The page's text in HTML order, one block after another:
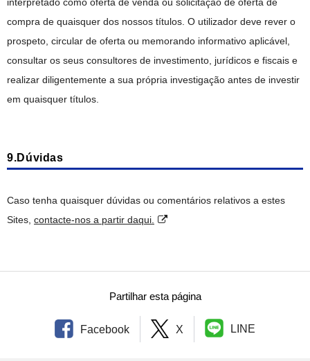
compra de quaisquer dos nossos títulos. O utilizador deve rever o
prospeto, circular de oferta ou memorando informativo aplicável,
consultar os seus consultores de investimento, jurídicos e fiscais e
realizar diligentemente a sua própria investigação antes de investir
em quaisquer títulos.
9.Dúvidas
Caso tenha quaisquer dúvidas ou comentários relativos a estes
Sites, contacte-nos a partir daqui.
Partilhar esta página
Facebook X LINE